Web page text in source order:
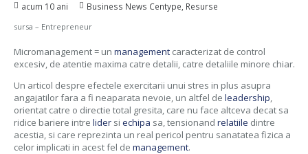
acum 10 ani Business News Centype Resurse
sursa – Entrepreneur
Micromanagement = un managementcaracterizat de control
excesiv, de atentie maxima catre detalii, catre detaliile minore chiar.
Un articol despre efectele exercitarii unui stres in plus asupra
angajatilor fara a fi neaparata nevoie, un altfel de leadership,
orientat catre o directie total gresita, care nu face altceva decat sa
ridice bariere intre lidersi echipa sa, tensionand relatiile dintre
acestia, si care reprezinta un real pericol pentru sanatatea fizica a
celor implicati in acest fel de management.